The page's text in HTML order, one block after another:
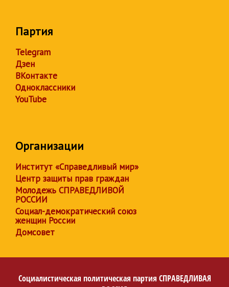
Партия
Telegram
Дзен
ВКонтакте
Одноклассники
YouTube
Организации
Институт «Справедливый мир»
Центр защиты прав граждан
Молодежь СПРАВЕДЛИВОЙ
РОССИИ
Социал-демократический союз
женщин России
Домсовет
Социалистическая политическая партия СПРАВЕДЛИВАЯ